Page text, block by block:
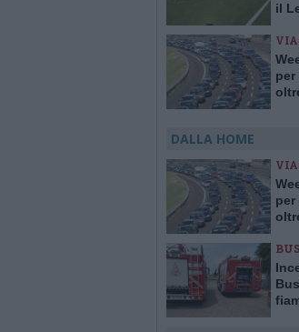
il
per
DALLA HOME
per